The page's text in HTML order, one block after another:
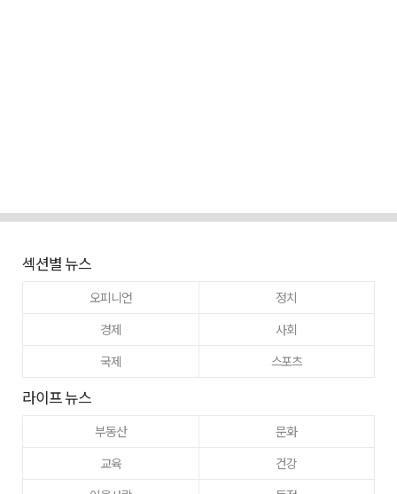
섹션별 뉴스
오피니언
정치
경제
사회
국제
스포츠
라이프 뉴스
부동산
문화
교육
건강